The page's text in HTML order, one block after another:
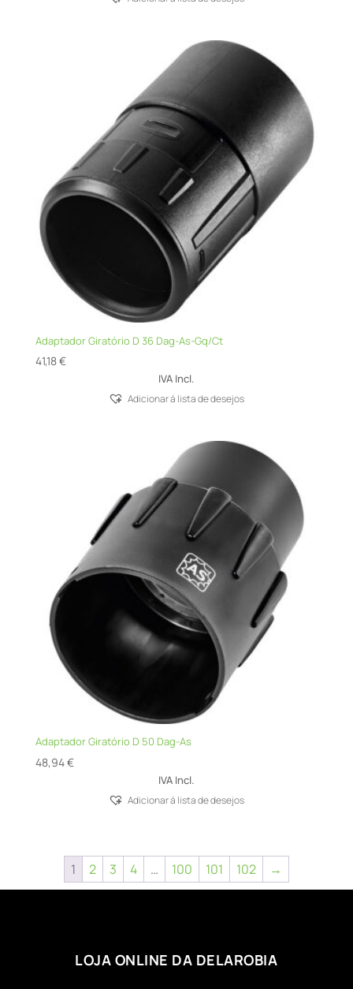
Adaptador Giratório D 36 Dag-As-Gq/Ct
41,18€
IVA Incl.
Adicionar á lista de desejos
Adaptador Giratório D 50 Dag-As
48,94€
IVA Incl.
Adicionar á lista de desejos
1 2 3 4 … 100 101 102 →
LOJA ONLINE DA DELAROBIA